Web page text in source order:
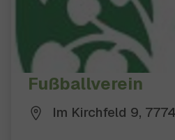
Fußballverein
Im Kirchfeld 9,